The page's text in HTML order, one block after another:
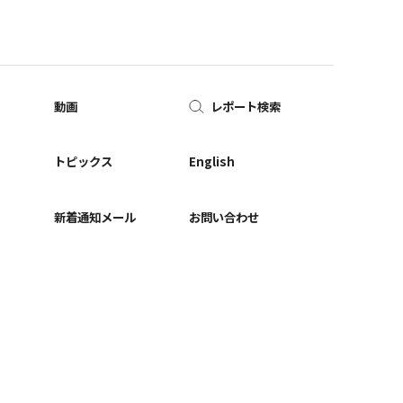
動画
トピックス
新着通知メール
レポート検索
English
お問い合わせ